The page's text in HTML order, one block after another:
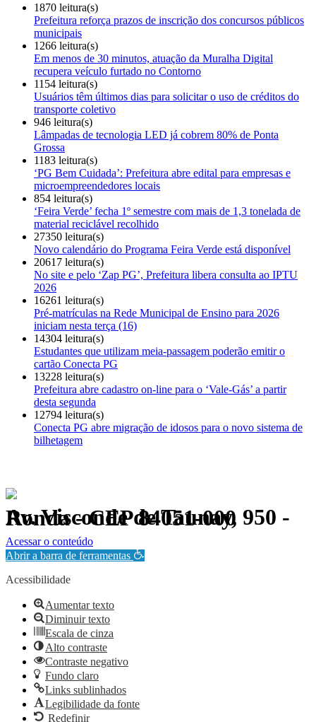
1870 leitura(s)
Prefeitura reforça prazos de inscrição dos concursos públicos
municipais
1266 leitura(s)
Em menos de 30 minutos, atuação da Muralha Digital
recupera veículo furtado no Contorno
1154 leitura(s)
Usuários têm últimos dias para solicitar o uso de créditos do
transporte coletivo
946 leitura(s)
Lâmpadas de tecnologia LED já cobrem 80% de Ponta
Grossa
1183 leitura(s)
‘PG Bem Cuidada’: Prefeitura abre edital para empresas e
microempreendedores locais
854 leitura(s)
‘Feira Verde’ fecha 1º semestre com mais de 1,3 tonelada de
material reciclável recolhido
27350 leitura(s)
Novo calendário do Programa Feira Verde está disponível
20617 leitura(s)
No site e pelo ‘Zap PG’, Prefeitura libera consulta ao IPTU
2026
16261 leitura(s)
Pré-matrículas na Rede Municipal de Ensino para 2026
iniciam nesta terça (16)
14304 leitura(s)
Estudantes que utilizam meia-passagem poderão emitir o
cartão Conecta PG
13228 leitura(s)
Prefeitura abre cadastro on-line para o ‘Vale-Gás’ a partir
desta segunda
12794 leitura(s)
Conecta PG abre migração de idosos para o novo sistema de
bilhetagem
Av. Visconde de Taunay, 950 - Ronda - CEP 84051-000
Política de Privacidade.
Acessar o conteúdo
Abrir a barra de ferramentas
Acessibilidade
Aumentar texto
Diminuir texto
Escala de cinza
Alto contraste
Contraste negativo
Fundo claro
Links sublinhados
Legibilidade da fonte
Redefinir